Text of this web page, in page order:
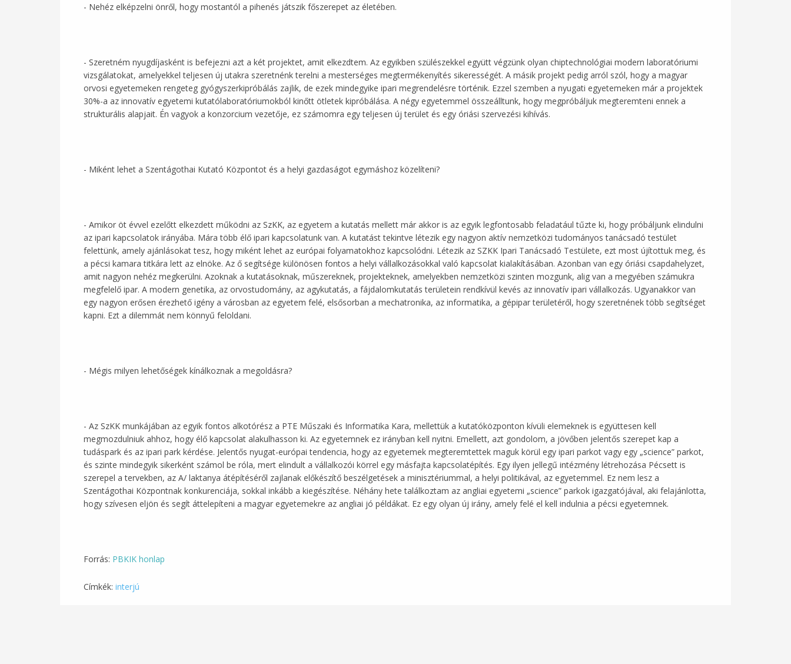
- Nehéz elképzelni önről, hogy mostantól a pihenés játszik főszerepet az életében.
- Szeretném nyugdíjasként is befejezni azt a két projektet, amit elkezdtem. Az egyikben szülészekkel együtt végzünk olyan chiptechnológiai modern laboratóriumi
vizsgálatokat, amelyekkel teljesen új utakra szeretnénk terelni a mesterséges megtermékenyítés sikerességét. A másik projekt pedig arról szól, hogy a magyar
orvosi egyetemeken rengeteg gyógyszerkipróbálás zajlik, de ezek mindegyike ipari megrendelésre történik. Ezzel szemben a nyugati egyetemeken már a projektek
30%-a az innovatív egyetemi kutatólaboratóriumokból kinőtt ötletek kipróbálása. A négy egyetemmel összeálltunk, hogy megpróbáljuk megteremteni ennek a
strukturális alapjait. Én vagyok a konzorcium vezetője, ez számomra egy teljesen új terület és egy óriási szervezési kihívás.
- Miként lehet a Szentágothai Kutató Központot és a helyi gazdaságot egymáshoz közelíteni?
- Amikor öt évvel ezelőtt elkezdett működni az SzKK, az egyetem a kutatás mellett már akkor is az egyik legfontosabb feladatául tűzte ki, hogy próbáljunk elindulni
az ipari kapcsolatok irányába. Mára több élő ipari kapcsolatunk van. A kutatást tekintve létezik egy nagyon aktív nemzetközi tudományos tanácsadó testület
felettünk, amely ajánlásokat tesz, hogy miként lehet az európai folyamatokhoz kapcsolódni. Létezik az SZKK Ipari Tanácsadó Testülete, ezt most újítottuk meg, és
a pécsi kamara titkára lett az elnöke. Az ő segítsége különösen fontos a helyi vállalkozásokkal való kapcsolat kialakításában. Azonban van egy óriási csapdahelyzet,
amit nagyon nehéz megkerülni. Azoknak a kutatásoknak, műszereknek, projekteknek, amelyekben nemzetközi szinten mozgunk, alig van a megyében számukra
megfelelő ipar. A modern genetika, az orvostudomány, az agykutatás, a fájdalomkutatás területein rendkívül kevés az innovatív ipari vállalkozás. Ugyanakkor van
egy nagyon erősen érezhető igény a városban az egyetem felé, elsősorban a mechatronika, az informatika, a gépipar területéről, hogy szeretnének több segítséget
kapni. Ezt a dilemmát nem könnyű feloldani.
- Mégis milyen lehetőségek kínálkoznak a megoldásra?
- Az SzKK munkájában az egyik fontos alkotórész a PTE Műszaki és Informatika Kara, mellettük a kutatóközponton kívüli elemeknek is együttesen kell
megmozdulniuk ahhoz, hogy élő kapcsolat alakulhasson ki. Az egyetemnek ez irányban kell nyitni. Emellett, azt gondolom, a jövőben jelentős szerepet kap a
tudáspark és az ipari park kérdése. Jelentős nyugat-európai tendencia, hogy az egyetemek megteremtettek maguk körül egy ipari parkot vagy egy „science” parkot,
és szinte mindegyik sikerként számol be róla, mert elindult a vállalkozói körrel egy másfajta kapcsolatépítés. Egy ilyen jellegű intézmény létrehozása Pécsett is
szerepel a tervekben, az A/ laktanya átépítéséről zajlanak előkészítő beszélgetések a minisztériummal, a helyi politikával, az egyetemmel. Ez nem lesz a
Szentágothai Központnak konkurenciája, sokkal inkább a kiegészítése. Néhány hete találkoztam az angliai egyetemi „science” parkok igazgatójával, aki felajánlotta,
hogy szívesen eljön és segít áttelepíteni a magyar egyetemekre az angliai jó példákat. Ez egy olyan új irány, amely felé el kell indulnia a pécsi egyetemnek.
Forrás: PBKIK honlap
Címkék: interjú